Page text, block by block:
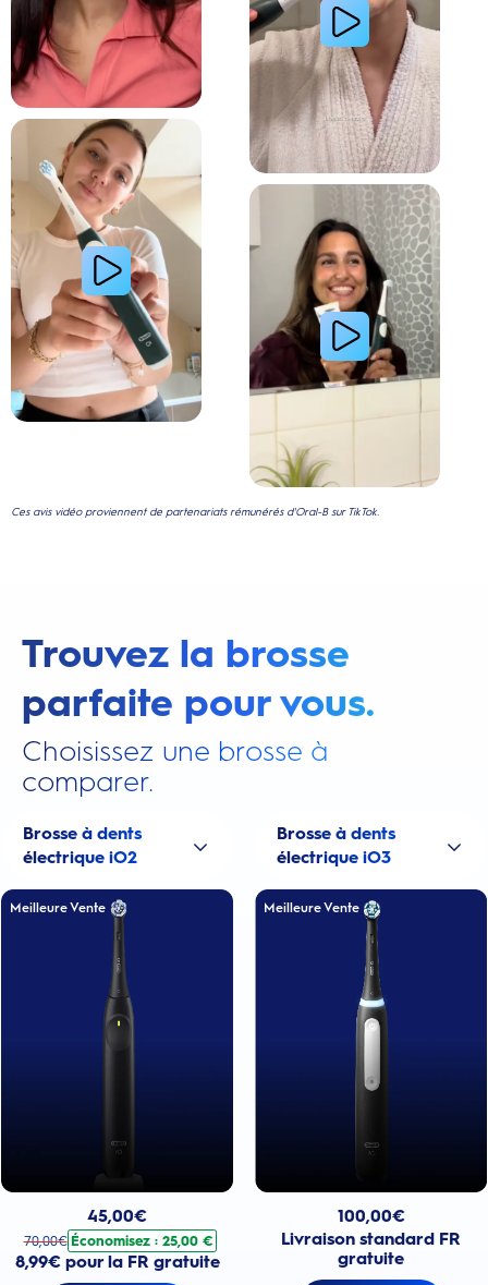
Lire la vidéo : La routine du matin d’une jeune femme avec le système de brosse à dents
Lire la vidéo : Le secret d’une jeune femme
Ces avis vidéo proviennent de partenariats rémunérés d'Oral-B sur TikTok.
Trouvez la brosse
parfaite pour vous.
Choisissez une brosse à
comparer.
Brosse à dents
électrique iO2
Meilleure Vente
45,00€
70,00€ Économisez : 25,00 €
8,99€ pour la FR gratuite
Brosse à dents
électrique iO3
Meilleure Vente
100,00€
Livraison standard FR
gratuite